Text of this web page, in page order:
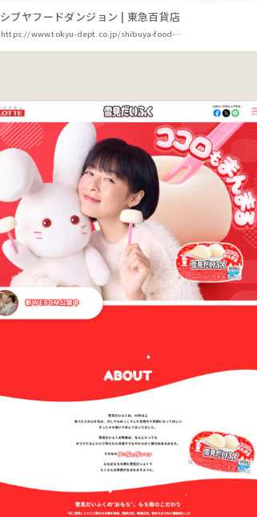
シブヤフードダンジョン | 東急百貨店
https://www.tokyu-dept.co.jp/shibuya-food-dungeon/